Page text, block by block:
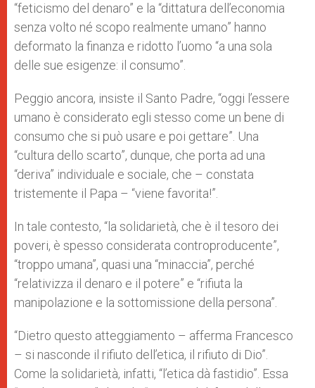
“feticismo del denaro” e la “dittatura dell’economia
senza volto né scopo realmente umano” hanno
deformato la finanza e ridotto l’uomo “a una sola
delle sue esigenze: il consumo”.
Peggio ancora, insiste il Santo Padre, “oggi l’essere
umano è considerato egli stesso come un bene di
consumo che si può usare e poi gettare”. Una
“cultura dello scarto”, dunque, che porta ad una
“deriva” individuale e sociale, che – constata
tristemente il Papa – “viene favorita!”.
In tale contesto, “la solidarietà, che è il tesoro dei
poveri, è spesso considerata controproducente”,
“troppo umana”, quasi una “minaccia”, perché
“relativizza il denaro e il potere” e “rifiuta la
manipolazione e la sottomissione della persona”.
“Dietro questo atteggiamento – afferma Francesco
– si nasconde il rifiuto dell’etica, il rifiuto di Dio”.
Come la solidarietà, infatti, “l’etica dà fastidio”. Essa